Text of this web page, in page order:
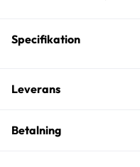
Specifikation
Leverans
Betalning